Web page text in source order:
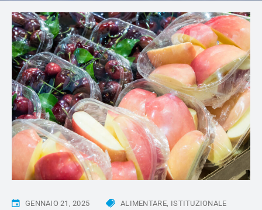
GENNAIO 21, 2025 ALIMENTARE ISTITUZIONALE